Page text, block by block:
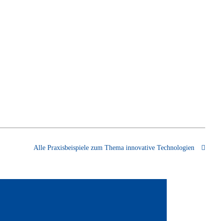
Alle Praxisbeispiele zum Thema innovative Technologien